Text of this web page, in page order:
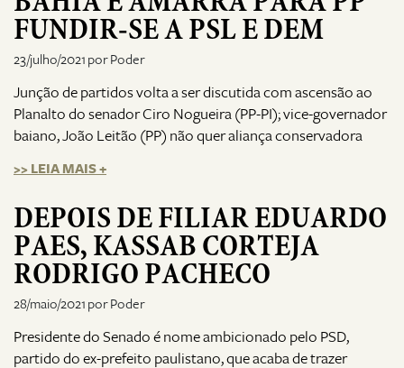
FUNDIR-SE A PSL E DEM
23/julho/2021 por Poder
Junção de partidos volta a ser discutida com ascensão ao
Planalto do senador Ciro Nogueira (PP-PI); vice-governador
baiano, João Leitão (PP) não quer aliança conservadora
>> LEIA MAIS +
DEPOIS DE FILIAR EDUARDO
PAES, KASSAB CORTEJA
RODRIGO PACHECO
28/maio/2021 por Poder
Presidente do Senado é nome ambicionado pelo PSD,
partido do ex-prefeito paulistano, que acaba de trazer